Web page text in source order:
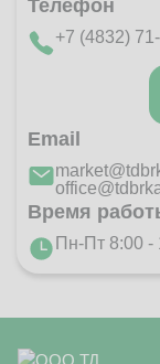
Телефон
+7 (4832)
Email
Время
Пн-Пт 8:00 -